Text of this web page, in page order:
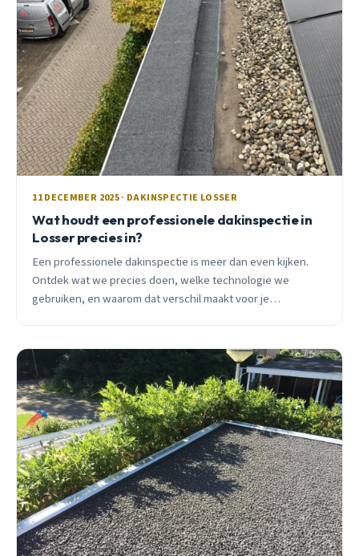
11 DECEMBER 2025 · DAKINSPECTIE LOSSER
Wat houdt een professionele dakinspectie in
Losser precies in?
Een professionele dakinspectie is meer dan even kijken.
Ontdek wat we precies doen, welke technologie we
gebruiken, en waarom dat verschil maakt voor je